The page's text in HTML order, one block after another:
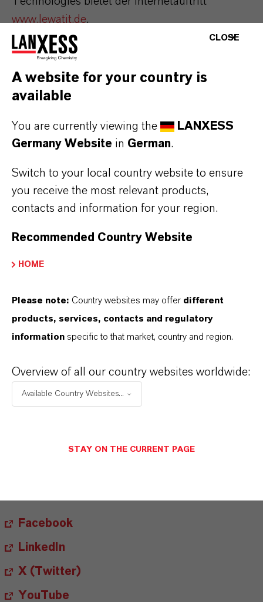
www.lewatit.de.
ÜBER LANXESS
ZUKUNFTSGERICHTETE AUSSAGEN
DOWNLOAD
Neues Mischbettharz von LANXESS für
Halbleiterproduktion (PDF, 350,5 KB)
Neues Mischbettharz von LANXESS für
Halbleiterproduktion (RTF, 100,6 KB)
Hinweise für die Redaktionen:
Fotos finden Sie unterhttp://presse.lanxess.de. Aktuelle Fotos
vom Vorstand sowie weiteres Bildmaterial zu LANXESS stehen
Facebook
LinkedIn
X (Twitter)
YouTube
CLOSE
A website for your country is
available
You are currently viewing the
LANXESS
Germany Website in German.
Switch to your local country website to ensure
you receive the most relevant products,
contacts and information for your region.
Recommended Country Website
HOME
Please note: Country websites may offer different
products, services, contacts and regulatory
information specific to that market, country and region.
Overview of all our country websites worldwide:
Available Country Websites...
STAY ON THE CURRENT PAGE